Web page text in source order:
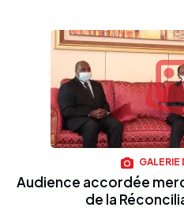
GALERIE
Audience accordée
de la